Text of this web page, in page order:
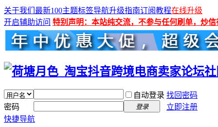
关于我们 最新100主题标签导航升级指南订阅教程在线升级
开启辅助访问 特别声明：本站纯交流，不参与任何刷单，炒信
自动登录 找回密码
密码
登录
立即注册
快捷导航